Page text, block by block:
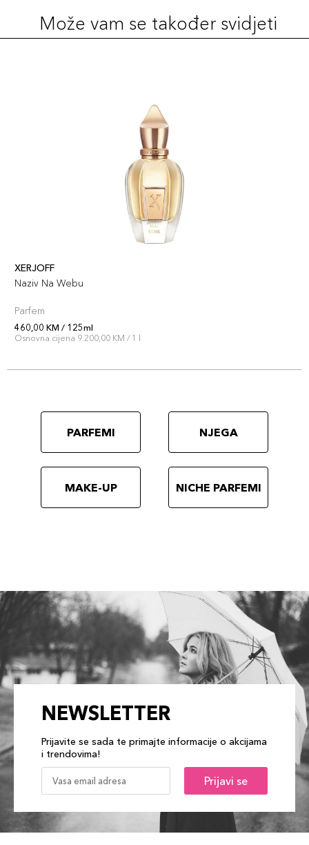
Može vam se također svidjeti
XERJOFF
Naziv Na Webu
Parfem
460,00 KM / 125ml
Osnovna cijena 9.200,00 KM / 1 l
PARFEMI NJEGA
MAKE-UP NICHE PARFEMI
NEWSLETTER
Prijavite se sada te primajte informacije o akcijama
i trendovima!
Prijavi se